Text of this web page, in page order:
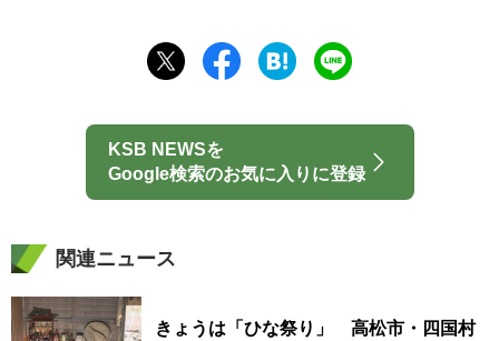
KSB NEWSを
Google検索のお気に入りに登録
関連ニュース
きょうは「ひな祭り」 高松市・四国村